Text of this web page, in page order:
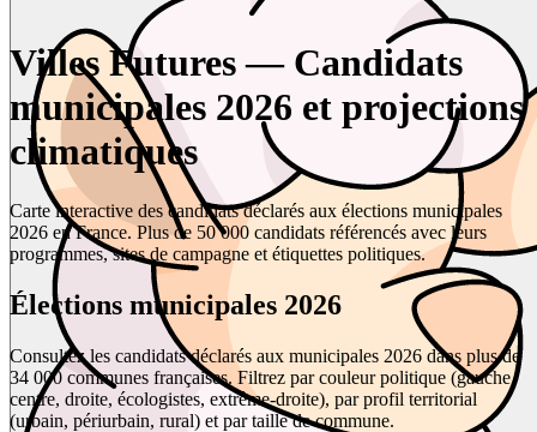
Villes Futures — Candidats
municipales 2026 et projections
climatiques
Carte interactive des candidats déclarés aux élections municipales
2026 en France. Plus de 50 000 candidats référencés avec leurs
programmes, sites de campagne et étiquettes politiques.
Élections municipales 2026
Consultez les candidats déclarés aux municipales 2026 dans plus de
34 000 communes françaises. Filtrez par couleur politique (gauche,
centre, droite, écologistes, extrême-droite), par profil territorial
(urbain, périurbain, rural) et par taille de commune.